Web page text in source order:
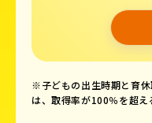
※子どもの出生時期と育
は、取得率が100％を超え